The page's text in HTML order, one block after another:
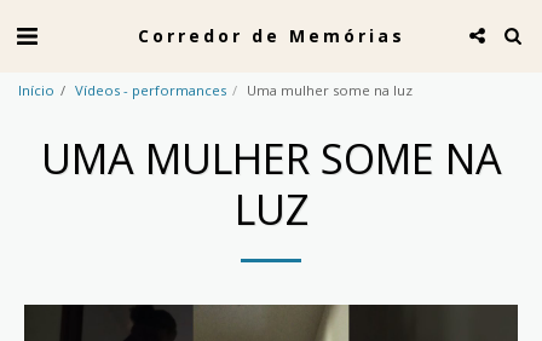
Corredor de Memórias
Início Vídeos - performances Uma mulher some na luz
UMA MULHER SOME NA
LUZ